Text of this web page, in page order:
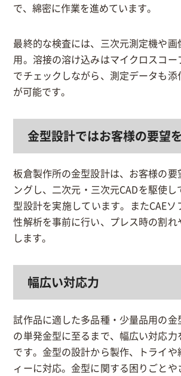
で、綿密に作業を進めています。
最終的な検査には、三次元測定機や
用。溶接の溶け込みはマイクロスコー
でチェックしながら、測定データも
が可能です。
金型設計ではお客様の要望
板倉製作所の金型設計は、お客様の要
ングし、二次元・三次元CADを駆使
型設計を実施しています。またCAE
性解析を事前に行い、プレス時の割
します。
幅広い対応力
試作品に適した多品種・少量品用の
の単発金型に至るまで、幅広い対応
です。金型の設計から製作、トライ
ィーに対応。金型に関する困りごと